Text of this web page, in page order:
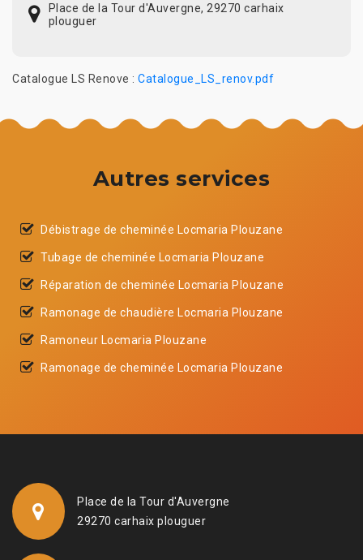
Place de la Tour d'Auvergne, 29270 carhaix
plouguer
Catalogue LS Renove : Catalogue_LS_renov.pdf
Autres services
Débistrage de cheminée Locmaria Plouzane
Tubage de cheminée Locmaria Plouzane
Réparation de cheminée Locmaria Plouzane
Ramonage de chaudière Locmaria Plouzane
Ramoneur Locmaria Plouzane
Ramonage de cheminée Locmaria Plouzane
Place de la Tour d'Auvergne
29270 carhaix plouguer